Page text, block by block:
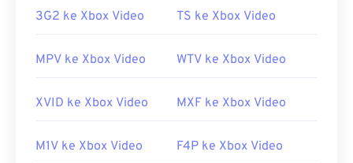
Dikembangkan oleh:
Microsoft
Tautan yang berguna:
3G2 ke Xbox Video TS ke Xbox Video
MPV ke Xbox Video WTV ke Xbox Video
XVID ke Xbox Video MXF ke Xbox Video
M1V ke Xbox Video F4P ke Xbox Video